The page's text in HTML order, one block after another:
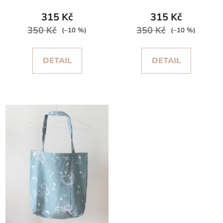
315 Kč
350 Kč (–10 %)
DETAIL
315 Kč
350 Kč (–10 %)
DETAIL